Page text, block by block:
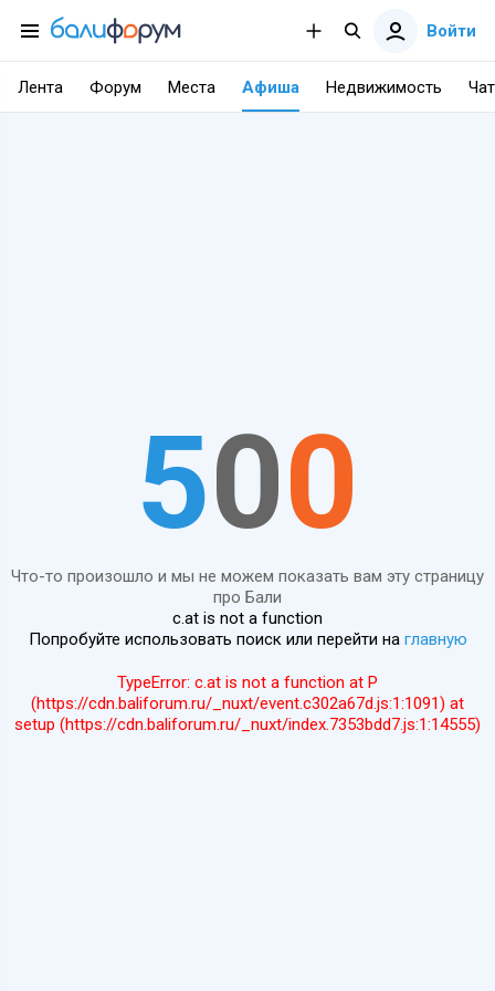
Войти
Лента Форум Места Афиша Недвижимость Чат
500
Что-то произошло и мы не можем показать вам эту страницу
про Бали
c.at is not a function
Попробуйте использовать поиск или перейти на главную
TypeError: c.at is not a function at P
(https://cdn.baliforum.ru/_nuxt/event.c302a67d.js:1:1091) at
setup (https://cdn.baliforum.ru/_nuxt/index.7353bdd7.js:1:14555)